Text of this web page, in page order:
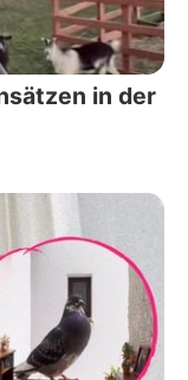
in der